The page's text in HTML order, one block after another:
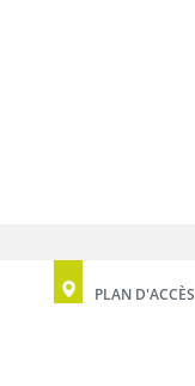
PLAN D'ACCÈS